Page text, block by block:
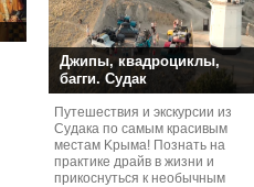
Джипы, квадроциклы,
багги. Судак
Путешествия и экскурcии из
Судaка по самым красивым
местам Kрыма! Познать на
практике драйв в жизни и
прикоснуться к необычным